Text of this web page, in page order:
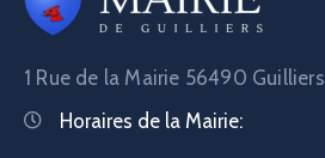
1 Rue de la Mairie 56490 Guilliers
Horaires de la Mairie: